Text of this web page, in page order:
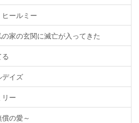
ールミー
家の玄関に滅亡が入ってきた
イズ
ー
の愛～